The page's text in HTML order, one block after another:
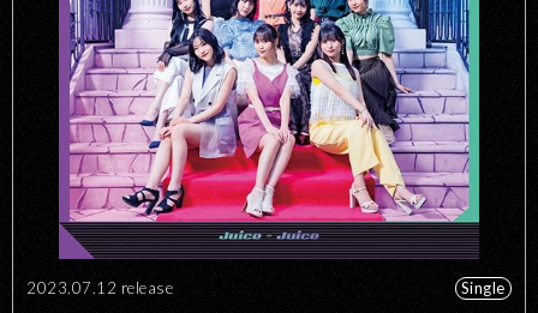
2023.07.12 release Single